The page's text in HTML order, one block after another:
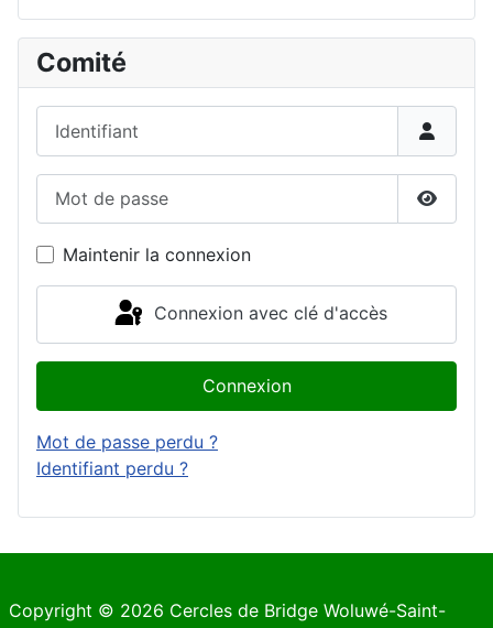
Comité
Maintenir la connexion
Connexion avec clé d'accès
Connexion
Mot de passe perdu ?
Identifiant perdu ?
Copyright © 2026 Cercles de Bridge Woluwé-Saint-